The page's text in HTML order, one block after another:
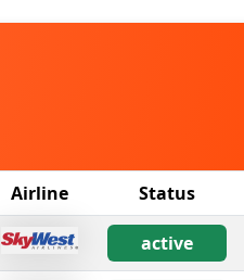
Airline Status
active